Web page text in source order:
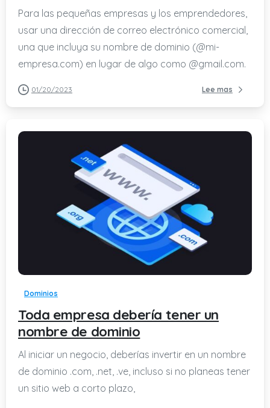
Para las pequeñas empresas y los emprendedores,
usar una dirección de correo electrónico comercial,
una que incluya su nombre de dominio (@mi-
empresa.com) en lugar de algo como @gmail.com.
01/20/2023 Lee mas
Dominios
Toda empresa debería tener un
nombre de dominio
Al iniciar un negocio, deberías invertir en un nombre
de dominio .com, .net, .ve, incluso si no planeas tener
un sitio web a corto plazo,